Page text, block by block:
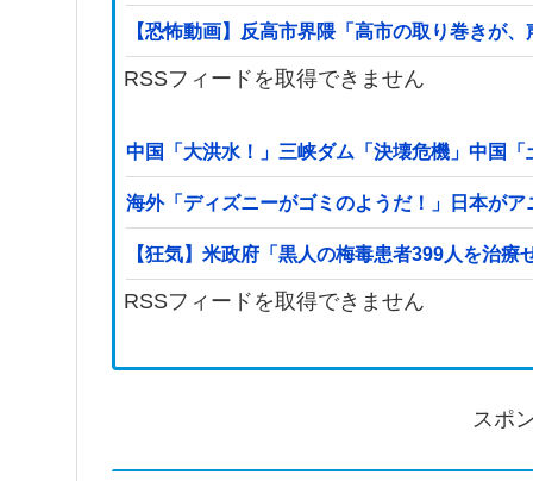
【恐怖動画】反高市界隈「高市の取り巻きが
RSSフィードを取得できません
中国「大洪水！」三峡ダム「決壊危機」中国
海外「ディズニーがゴミのようだ！」日本が
【狂気】米政府「黒人の梅毒患者399人を治
RSSフィードを取得できません
スポ